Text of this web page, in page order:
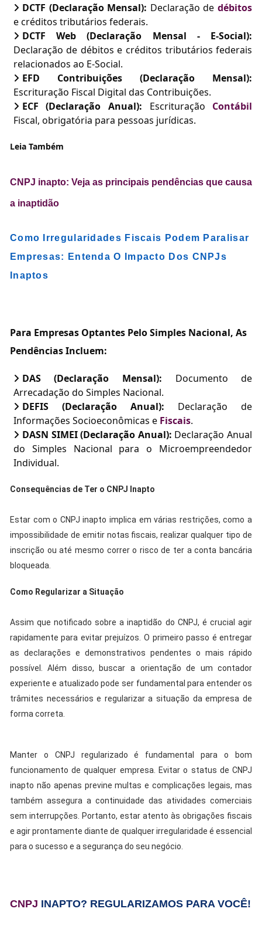
DCTF (Declaração Mensal): Declaração dedébitos
e créditos tributários federais.
DCTF Web (Declaração Mensal - E-Social):
Declaração de débitos e créditos tributários federais
relacionados ao E-Social.
EFD Contribuições (Declaração Mensal):
Escrituração Fiscal Digital das Contribuições.
ECF (Declaração Anual): Escrituração Contábil
Fiscal, obrigatória para pessoas jurídicas.
Leia Também
CNPJ inapto: Veja as principais pendências que causa
a inaptidão
Como Irregularidades Fiscais Podem Paralisar
Empresas: Entenda O Impacto Dos CNPJs
Inaptos
Para Empresas Optantes Pelo Simples Nacional, As
Pendências Incluem:
DAS (Declaração Mensal): Documento de
Arrecadação do Simples Nacional.
DEFIS (Declaração Anual): Declaração de
Informações Socioeconômicas e Fiscais.
DASN SIMEI (Declaração Anual): Declaração Anual
do Simples Nacional para o Microempreendedor
Individual.
Consequências de Ter o CNPJ Inapto
Estar com o CNPJ inapto implica em várias restrições, como a
impossibilidade de emitir notas fiscais, realizar qualquer tipo de
inscrição ou até mesmo correr o risco de ter a conta bancária
bloqueada.
Como Regularizar a Situação
Assim que notificado sobre a inaptidão do CNPJ, é crucial agir
rapidamente para evitar prejuízos. O primeiro passo é entregar
as declarações e demonstrativos pendentes o mais rápido
possível. Além disso, buscar a orientação de um contador
experiente e atualizado pode ser fundamental para entender os
trâmites necessários e regularizar a situação da empresa de
forma correta.
Manter o CNPJ regularizado é fundamental para o bom
funcionamento de qualquer empresa. Evitar o status de CNPJ
inapto não apenas previne multas e complicações legais, mas
também assegura a continuidade das atividades comerciais
sem interrupções. Portanto, estar atento às obrigações fiscais
e agir prontamente diante de qualquer irregularidade é essencial
para o sucesso e a segurança do seu negócio.
CNPJ INAPTO? REGULARIZAMOS PARA VOCÊ!